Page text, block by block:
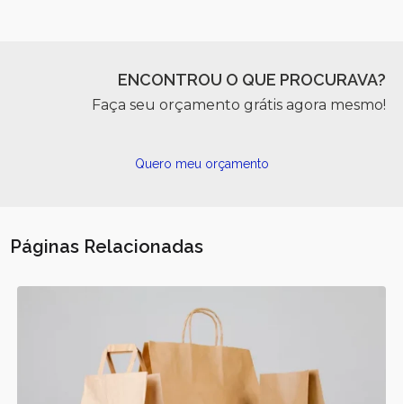
ENCONTROU O QUE PROCURAVA?
Faça seu orçamento grátis agora mesmo!
Quero meu orçamento
Páginas Relacionadas